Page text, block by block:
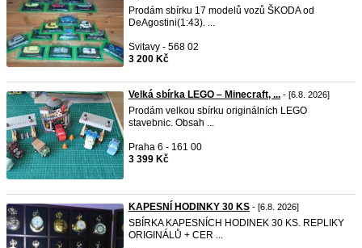
Prodám sbírku 17 modelů vozů ŠKODA od
DeAgostini(1:43). ...
Svitavy - 568 02
3 200 Kč
Velká sbírka LEGO – Minecraft, ... - [6.8. 2026]
Prodám velkou sbírku originálních LEGO
stavebnic. Obsah ...
Praha 6 - 161 00
3 399 Kč
KAPESNÍ HODINKY 30 KS - [6.8. 2026]
SBÍRKA KAPESNÍCH HODINEK 30 KS. REPLIKY
ORIGINÁLŮ + CER ...